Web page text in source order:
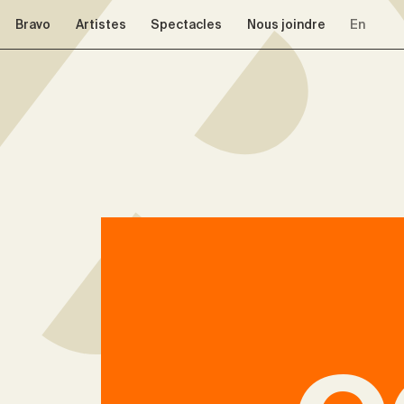
Aller à la navigation
Aller au contenu
Bravo Artistes Spectacles Nous joindre En